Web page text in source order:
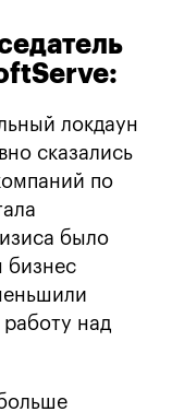
локдаун
сказались
по
было
бизнес
над